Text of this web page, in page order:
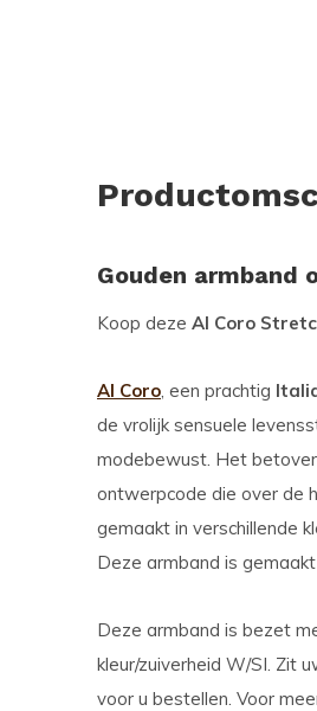
Gouden armband
Koop deze Al Coro
Al Coro, een prachtig
de vrolijk sensuele
modebewust. Het
ontwerpcode die over de
gemaakt in verschillende
Deze armband is
Deze armband is bezet
kleur/zuiverheid W/SI. Zit
voor u bestellen. Voor